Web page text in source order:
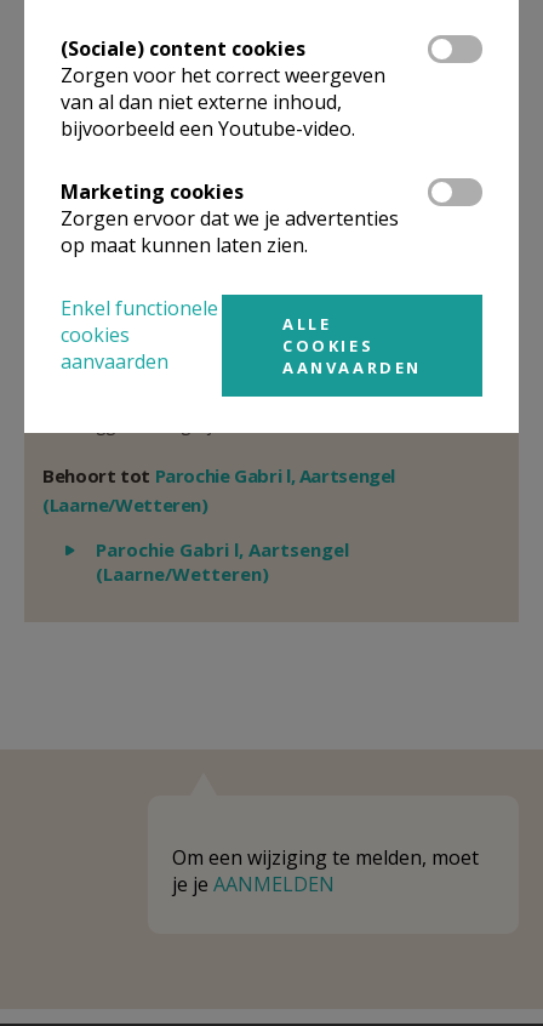
9230 Wetteren
32 9 369 00 53
0472 22 52 29
Google Maps
Organisatiestructuur
Niet gevonden wat je zocht? Hier vind je links naar de
gegevens van andere organisaties op het boven-,
Behoort tot Parochie Gabri l, Aartsengel
(Laarne/Wetteren)
Weergeven
Parochie Gabri l, Aartsengel
(Laarne/Wetteren)
Om een wijziging te melden, moet
je je AANMELDEN
(Sociale) content cookies
Zorgen voor het correct weergeven
van al dan niet externe inhoud,
bijvoorbeeld een Youtube-video.
Marketing cookies
Zorgen ervoor dat we je advertenties
op maat kunnen laten zien.
Enkel functionele
cookies
aanvaarden
ALLE
COOKIES
AANVAARDEN